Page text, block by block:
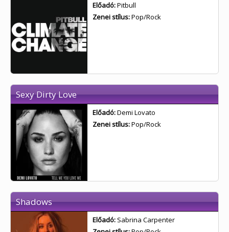
Előadó:Pitbull
Zenei stílus:Pop/Rock
Sexy Dirty Love
Előadó:Demi Lovato
Zenei stílus:Pop/Rock
Shadows
Előadó: Sabrina Carpenter